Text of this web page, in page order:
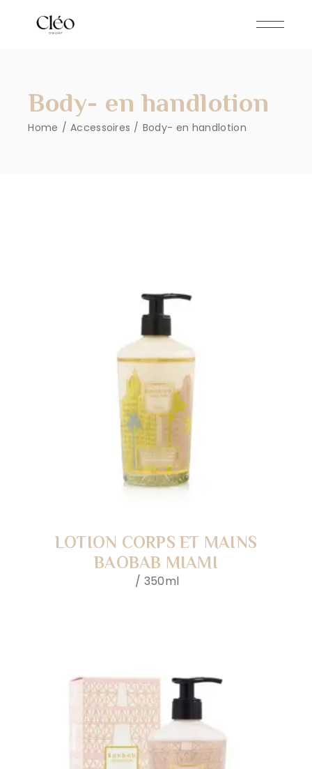
Body- en handlotion
Home Accessoires Body- en handlotion
LOTION CORPS ET MAINS
BAOBAB MIAMI
350ml